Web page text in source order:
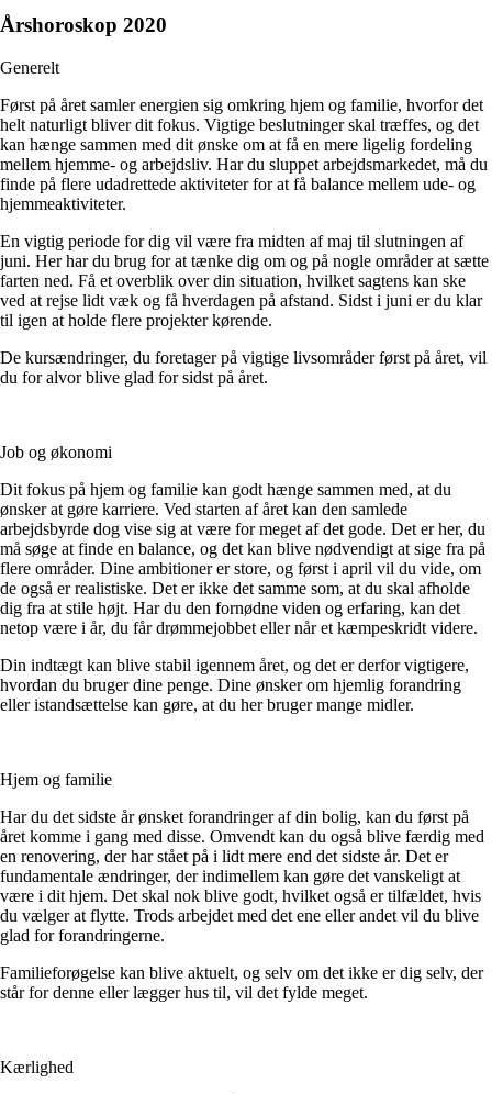
Årshoroskop 2020
Generelt
Først på året samler energien sig omkring hjem og familie, hvorfor det
helt naturligt bliver dit fokus. Vigtige beslutninger skal træffes, og det
kan hænge sammen med dit ønske om at få en mere ligelig fordeling
mellem hjemme- og arbejdsliv. Har du sluppet arbejdsmarkedet, må du
finde på flere udadrettede aktiviteter for at få balance mellem ude- og
hjemmeaktiviteter.
En vigtig periode for dig vil være fra midten af maj til slutningen af
juni. Her har du brug for at tænke dig om og på nogle områder at sætte
farten ned. Få et overblik over din situation, hvilket sagtens kan ske
ved at rejse lidt væk og få hverdagen på afstand. Sidst i juni er du klar
til igen at holde flere projekter kørende.
De kursændringer, du foretager på vigtige livsområder først på året, vil
du for alvor blive glad for sidst på året.
Job og økonomi
Dit fokus på hjem og familie kan godt hænge sammen med, at du
ønsker at gøre karriere. Ved starten af året kan den samlede
arbejdsbyrde dog vise sig at være for meget af det gode. Det er her, du
må søge at finde en balance, og det kan blive nødvendigt at sige fra på
flere områder. Dine ambitioner er store, og først i april vil du vide, om
de også er realistiske. Det er ikke det samme som, at du skal afholde
dig fra at stile højt. Har du den fornødne viden og erfaring, kan det
netop være i år, du får drømmejobbet eller når et kæmpeskridt videre.
Din indtægt kan blive stabil igennem året, og det er derfor vigtigere,
hvordan du bruger dine penge. Dine ønsker om hjemlig forandring
eller istandsættelse kan gøre, at du her bruger mange midler.
Hjem og familie
Har du det sidste år ønsket forandringer af din bolig, kan du først på
året komme i gang med disse. Omvendt kan du også blive færdig med
en renovering, der har stået på i lidt mere end det sidste år. Det er
fundamentale ændringer, der indimellem kan gøre det vanskeligt at
være i dit hjem. Det skal nok blive godt, hvilket også er tilfældet, hvis
du vælger at flytte. Trods arbejdet med det ene eller andet vil du blive
glad for forandringerne.
Familieforøgelse kan blive aktuelt, og selv om det ikke er dig selv, der
står for denne eller lægger hus til, vil det fylde meget.
Kærlighed